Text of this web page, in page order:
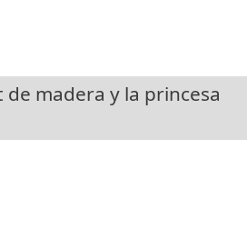
madera y la princesa